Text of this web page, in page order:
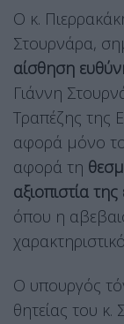
Ο κ.
Στουρνάρα,
αίσθηση
Γιάννη
Τραπέζης της
αφορά μόνο
αφορά τη
αξιοπιστία
όπου η
Ο υπουργός
θητείας του κ.